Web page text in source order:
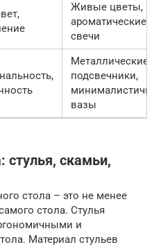
Живые цветы,
ароматические
свечи
Металлические
подсвечники,
вазы
стулья, скамьи,
стола – это не менее
стола. Стулья
и
Материал стульев